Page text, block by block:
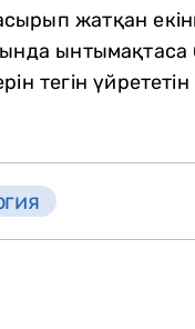
жатқан
ынтымақтаса
тегін